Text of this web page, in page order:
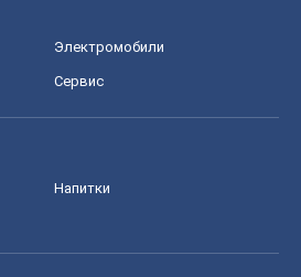
Электромобили
Сервис
Напитки